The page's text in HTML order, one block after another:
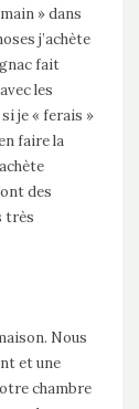
» dans
j’achète
fait
les
je « ferais »
faire la
des
très
Nous
et une
chambre